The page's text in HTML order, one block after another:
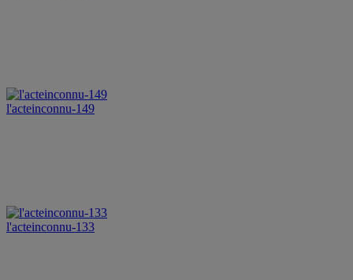
l'acteinconnu-149
l'acteinconnu-133